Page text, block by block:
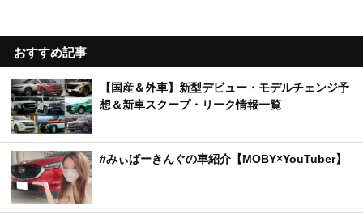
おすすめ記事
【国産＆外車】新型デビュー・モデルチェンジ予
想＆新車スクープ・リーク情報一覧
#みぃぱーきんぐの車紹介【MOBY×YouTuber】